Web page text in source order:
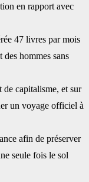
en rapport avec
47 livres par mois
hommes sans
de capitalisme, et sur
un voyage officiel à
afin de préserver
seule fois le sol